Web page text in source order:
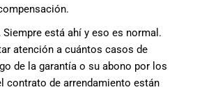
Siempre está ahí y eso es normal.
atención a cuántos casos de
de la garantía o su abono por los
contrato de arrendamiento están